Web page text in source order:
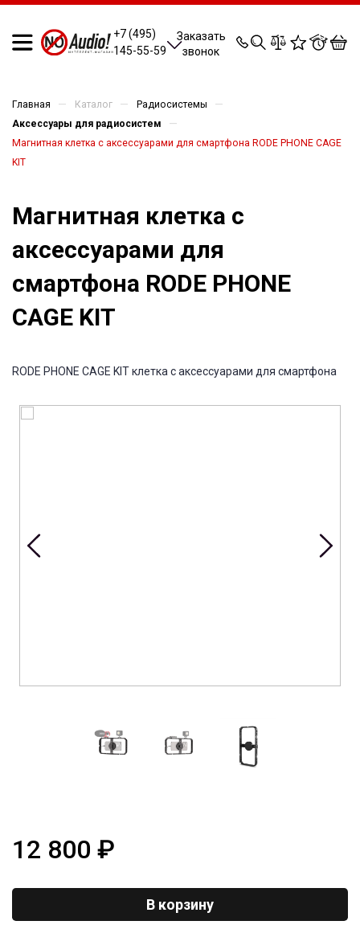
+7 (495)
145-55-59
Заказать
звонок
0 0 0 0
Главная — Каталог — Радиосистемы —
Аксессуары для радиосистем —
Магнитная клетка с аксессуарами для смартфона RODE PHONE CAGE
KIT
Магнитная клетка с
аксессуарами для
смартфона RODE PHONE
CAGE KIT
RODE PHONE CAGE KIT клетка с аксессуарами для смартфона
12 800 ₽
В корзину